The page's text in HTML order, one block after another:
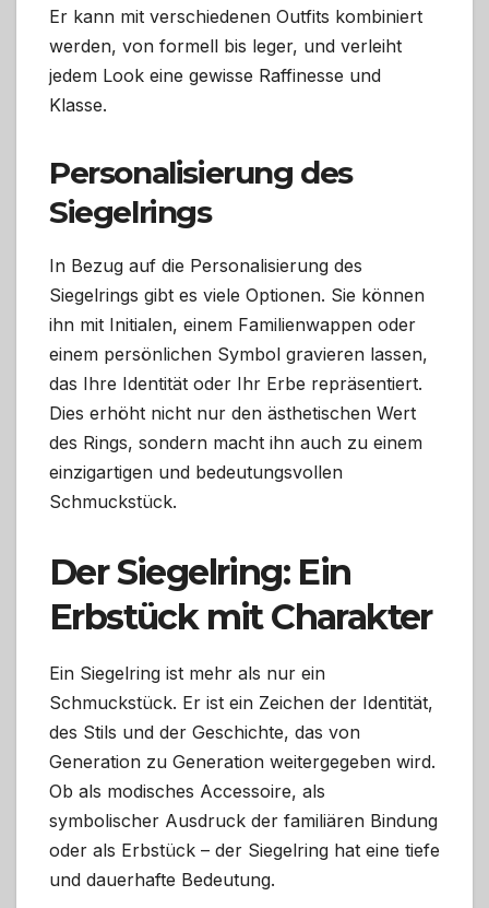
Er kann mit verschiedenen Outfits kombiniert
werden, von formell bis leger, und verleiht
jedem Look eine gewisse Raffinesse und
Klasse.
Personalisierung des
Siegelrings
In Bezug auf die Personalisierung des
Siegelrings gibt es viele Optionen. Sie können
ihn mit Initialen, einem Familienwappen oder
einem persönlichen Symbol gravieren lassen,
das Ihre Identität oder Ihr Erbe repräsentiert.
Dies erhöht nicht nur den ästhetischen Wert
des Rings, sondern macht ihn auch zu einem
einzigartigen und bedeutungsvollen
Schmuckstück.
Der Siegelring: Ein
Erbstück mit Charakter
Ein Siegelring ist mehr als nur ein
Schmuckstück. Er ist ein Zeichen der Identität,
des Stils und der Geschichte, das von
Generation zu Generation weitergegeben wird.
Ob als modisches Accessoire, als
symbolischer Ausdruck der familiären Bindung
oder als Erbstück – der Siegelring hat eine tiefe
und dauerhafte Bedeutung.